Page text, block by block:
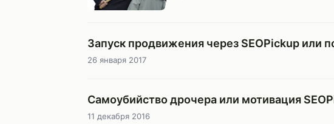
Запуск продвижения через SEOPickup или
26 января 2017
Самоубийство дрочера или мотивация
11 декабря 2016